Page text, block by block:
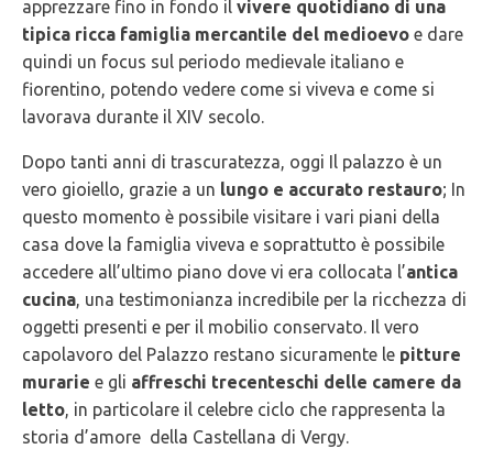
apprezzare fino in fondo il vivere quotidiano di una
tipica ricca famiglia mercantile del medioevo e dare
quindi un focus sul periodo medievale italiano e
fiorentino, potendo vedere come si viveva e come si
lavorava durante il XIV secolo.
Dopo tanti anni di trascuratezza, oggi Il palazzo è un
vero gioiello, grazie a un lungo e accurato restauro; In
questo momento è possibile visitare i vari piani della
casa dove la famiglia viveva e soprattutto è possibile
accedere all’ultimo piano dove vi era collocata l’antica
cucina, una testimonianza incredibile per la ricchezza di
oggetti presenti e per il mobilio conservato. Il vero
capolavoro del Palazzo restano sicuramente le pitture
murarie e gli affreschi trecenteschi delle camere da
letto, in particolare il celebre ciclo che rappresenta la
storia d’amore della Castellana di Vergy.